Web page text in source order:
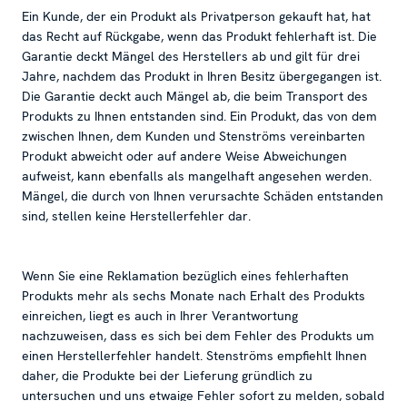
Ein Kunde, der ein Produkt als Privatperson gekauft hat, hat
das Recht auf Rückgabe, wenn das Produkt fehlerhaft ist. Die
Garantie deckt Mängel des Herstellers ab und gilt für drei
Jahre, nachdem das Produkt in Ihren Besitz übergegangen ist.
Die Garantie deckt auch Mängel ab, die beim Transport des
Produkts zu Ihnen entstanden sind. Ein Produkt, das von dem
zwischen Ihnen, dem Kunden und Stenströms vereinbarten
Produkt abweicht oder auf andere Weise Abweichungen
aufweist, kann ebenfalls als mangelhaft angesehen werden.
Mängel, die durch von Ihnen verursachte Schäden entstanden
sind, stellen keine Herstellerfehler dar.
Wenn Sie eine Reklamation bezüglich eines fehlerhaften
Produkts mehr als sechs Monate nach Erhalt des Produkts
einreichen, liegt es auch in Ihrer Verantwortung
nachzuweisen, dass es sich bei dem Fehler des Produkts um
einen Herstellerfehler handelt. Stenströms empfiehlt Ihnen
daher, die Produkte bei der Lieferung gründlich zu
untersuchen und uns etwaige Fehler sofort zu melden, sobald